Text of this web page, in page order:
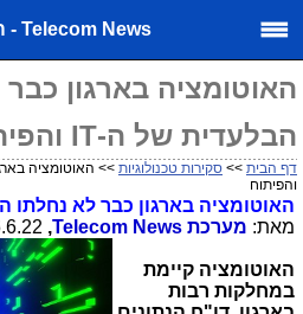
Telecom News - האוטומציה בא...
האוטומציה בארגון
הבלעדית של ה-IT והפיתוח
דף הבית >> סקירות טכנולוגיות
והפיתוח
האוטומציה בארגון כבר לא נחלתו
מאת: מערכת Telecom News
,
האוטומציה קיימת
במחלקות רבות